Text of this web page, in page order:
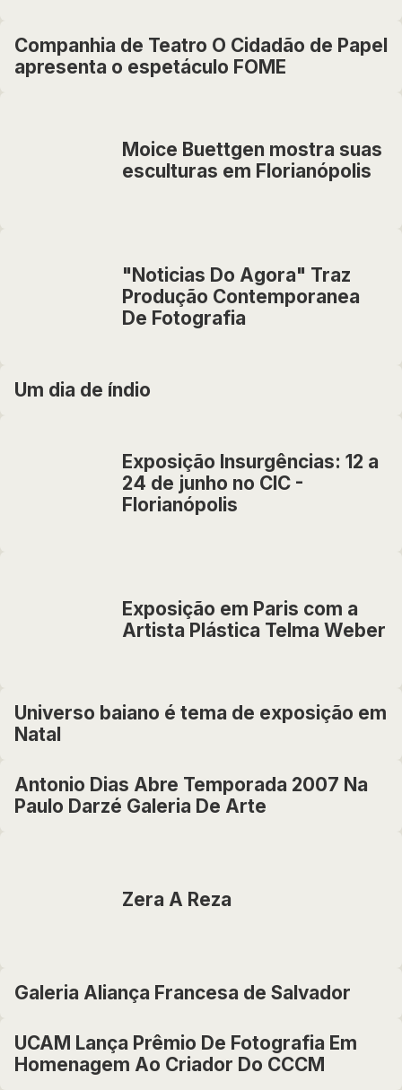
Companhia de Teatro O Cidadão de Papel
apresenta o espetáculo FOME
Moice Buettgen mostra suas
esculturas em Florianópolis
"Noticias Do Agora" Traz
Produção Contemporanea
De Fotografia
Um dia de índio
Exposição Insurgências: 12 a
24 de junho no CIC -
Florianópolis
Exposição em Paris com a
Artista Plástica Telma Weber
Universo baiano é tema de exposição em
Natal
Antonio Dias Abre Temporada 2007 Na
Paulo Darzé Galeria De Arte
Zera A Reza
Galeria Aliança Francesa de Salvador
UCAM Lança Prêmio De Fotografia Em
Homenagem Ao Criador Do CCCM